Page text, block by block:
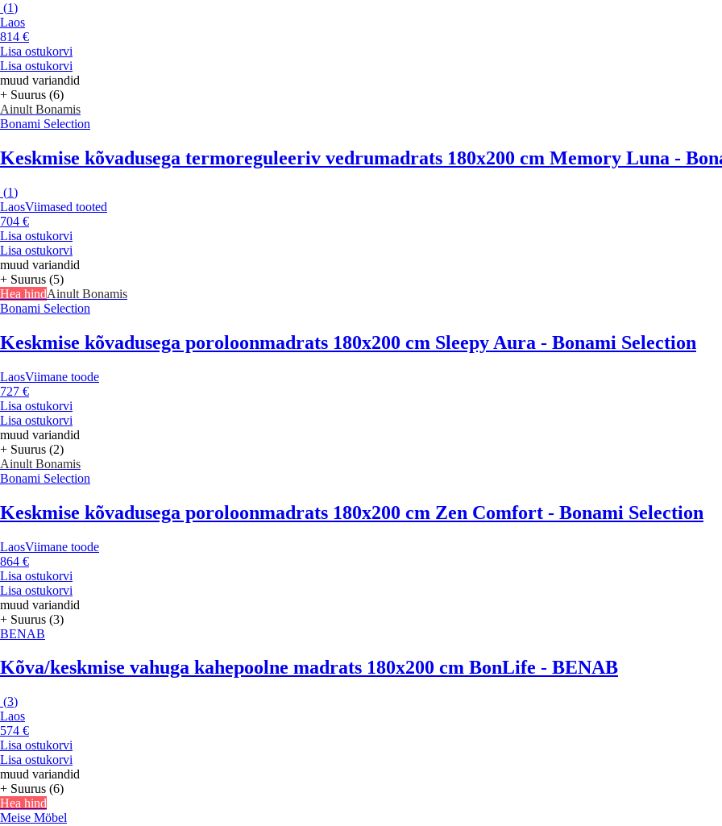
(1)
Laos
814 €
Lisa ostukorvi
Lisa ostukorvi
muud variandid
+ Suurus (6)
Ainult Bonamis
Bonami Selection
Keskmise kõvadusega termoreguleeriv vedrumadrats 180x200 cm Memory Luna -
(1)
LaosViimased tooted
704 €
Lisa ostukorvi
Lisa ostukorvi
muud variandid
+ Suurus (5)
Hea hindAinult Bonamis
Bonami Selection
Keskmise kõvadusega poroloonmadrats 180x200 cm Sleepy Aura - Bonami Selection
LaosViimane toode
727 €
Lisa ostukorvi
Lisa ostukorvi
muud variandid
+ Suurus (2)
Ainult Bonamis
Bonami Selection
Keskmise kõvadusega poroloonmadrats 180x200 cm Zen Comfort - Bonami Selection
LaosViimane toode
864 €
Lisa ostukorvi
Lisa ostukorvi
muud variandid
+ Suurus (3)
BENAB
Kõva/keskmise vahuga kahepoolne madrats 180x200 cm BonLife - BENAB
(3)
Laos
574 €
Lisa ostukorvi
Lisa ostukorvi
muud variandid
+ Suurus (6)
Hea hind
Meise Möbel